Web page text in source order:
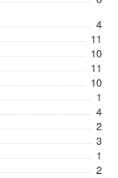
4
11
10
11
10
1
4
2
3
1
2